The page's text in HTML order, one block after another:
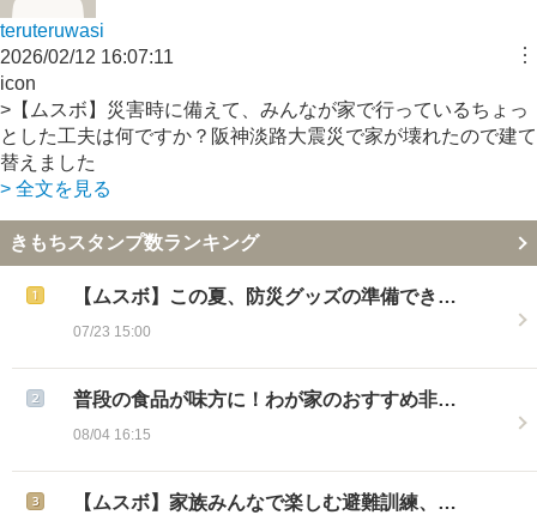
teruteruwasi
︙
2026/02/12 16:07:11
icon
>【ムスボ】災害時に備えて、みんなが家で行っているちょっ
とした工夫は何ですか？阪神淡路大震災で家が壊れたので建て
替えました
> 全文を見る
きもちスタンプ数ランキング
【ムスボ】この夏、防災グッズの準備でき…
07/23 15:00
普段の食品が味方に！わが家のおすすめ非…
08/04 16:15
【ムスボ】家族みんなで楽しむ避難訓練、…